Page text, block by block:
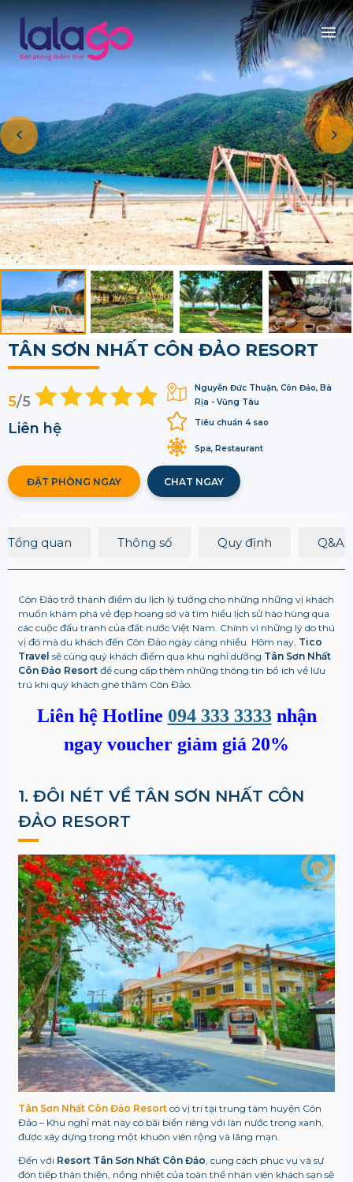
TÂN SƠN NHẤT CÔN ĐẢO RESORT
Nguyễn Đức Thuận, Côn Đảo, Bà
Rịa - Vũng Tàu
Tiêu chuẩn 4 sao
Spa, Restaurant
5/5
Liên hệ
ĐẶT PHÒNG NGAY CHAT NGAY
Tổng quan Thông số Quy định Q&A
Côn Đảo trở thành điểm du lịch lý tưởng cho những những vị khách
muốn khám phá vẻ đẹp hoang sơ và tìm hiểu lịch sử hào hùng qua
các cuộc đấu tranh của đất nước Việt Nam. Chính vì những lý do thú
vị đó mà du khách đến Côn Đảo ngày càng nhiều. Hôm nay, Tico
Travel sẽ cùng quý khách điểm qua khu nghỉ dưỡng Tân Sơn Nhất
Côn Đảo Resortđể cung cấp thêm những thông tin bổ ích về lưu
trú khi quý khách ghé thăm Côn Đảo.
Liên hệ Hotline 094 333 3333 nhận
ngay voucher giảm giá 20%
1. ĐÔI NÉT VỀ TÂN SƠN NHẤT CÔN
ĐẢO RESORT
Tân Sơn Nhất Côn Đảo Resort có vị trí tại trung tâm huyện Côn
Đảo – Khu nghỉ mát này có bãi biển riêng với làn nước trong xanh,
được xây dựng trong một khuôn viên rộng và lãng mạn.
Đến với Resort Tân Sơn Nhất Côn Đảo, cung cách phục vụ và sự
đón tiếp thân thiện, nồng nhiệt của toàn thể nhân viên khách sạn sẽ